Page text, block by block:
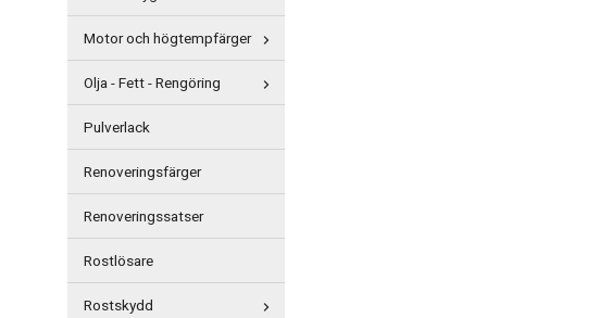
Motor och högtempfärger
Olja - Fett - Rengöring
Pulverlack
Renoveringsfärger
Renoveringssatser
Rostlösare
Rostskydd